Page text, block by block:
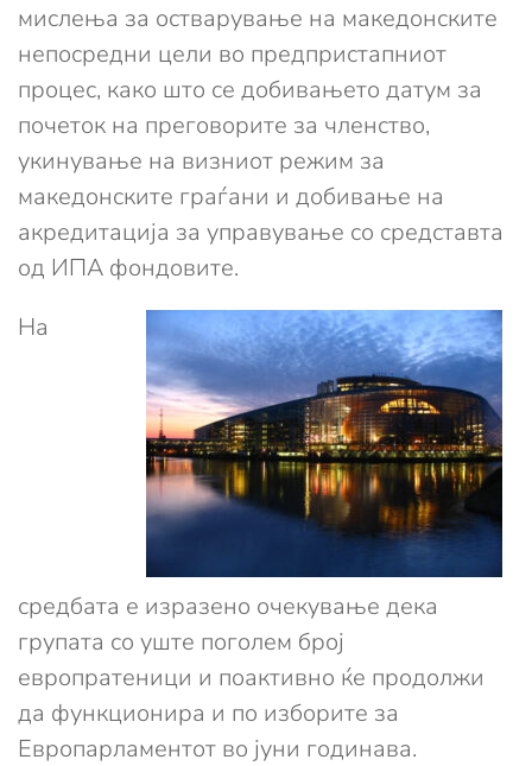
мислења за остварување на македонските
непосредни цели во предпристапниот
процес, како што се добивањето датум за
почеток на преговорите за членство,
укинување на визниот режим за
македонските граѓани и добивање на
акредитација за управување со средставта
од ИПА фондовите.
На
средбата е изразено очекување дека
групата со уште поголем број
европратеници и поактивно ќе продолжи
да функционира и по изборите за
Европарламентот во јуни годинава.